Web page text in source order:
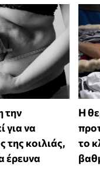
την
για να
της κοιλιάς,
έρευνα
Η
το